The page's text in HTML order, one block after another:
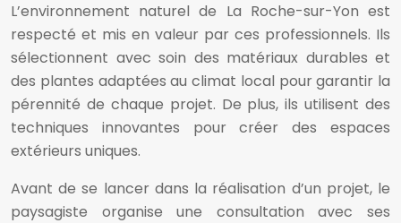
L’environnement naturel de La Roche-sur-Yon est
respecté et mis en valeur par ces professionnels. Ils
sélectionnent avec soin des matériaux durables et
des plantes adaptées au climat local pour garantir la
pérennité de chaque projet. De plus, ils utilisent des
techniques innovantes pour créer des espaces
extérieurs uniques.
Avant de se lancer dans la réalisation d’un projet, le
paysagiste organise une consultation avec ses